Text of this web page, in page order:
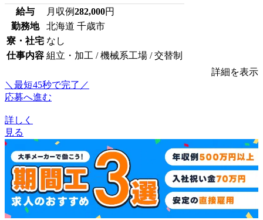
給与 月収例282,000円
勤務地
北海道 千歳市
寮・社宅 なし
仕事内容 組立・加工 / 機械系工場 / 交替制
詳細を表示
＼最短45秒で完了／
応募へ進む
詳しく
見る